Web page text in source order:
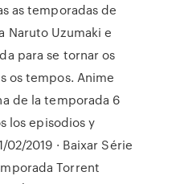
as temporadas de
Naruto Uzumaki e
para se tornar os
os tempos. Anime
de la temporada 6
los episodios y
2019 · Baixar Série
Torrent